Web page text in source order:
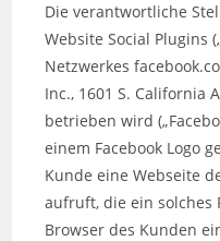
Die verantwortliche
Website Social Plugins
Netzwerkes
Inc., 1601 S. California
betrieben wird
einem Facebook Logo
Kunde eine Webseite
aufruft, die ein solches
Browser des Kunden